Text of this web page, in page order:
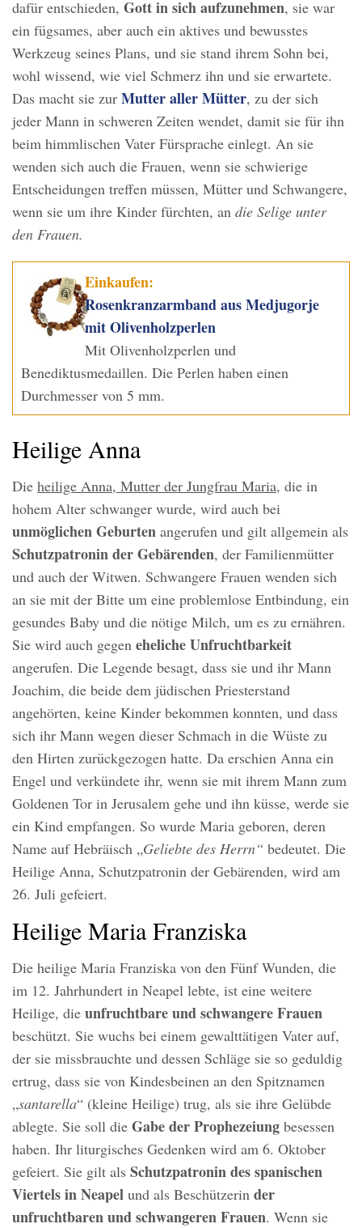
dafür entschieden, Gott in sich aufzunehmen, sie war
ein fügsames, aber auch ein aktives und bewusstes
Werkzeug seines Plans, und sie stand ihrem Sohn bei,
wohl wissend, wie viel Schmerz ihn und sie erwartete.
Das macht sie zur Mutter aller Mütter, zu der sich
jeder Mann in schweren Zeiten wendet, damit sie für ihn
beim himmlischen Vater Fürsprache einlegt. An sie
wenden sich auch die Frauen, wenn sie schwierige
Entscheidungen treffen müssen, Mütter und Schwangere,
wenn sie um ihre Kinder fürchten, an die Selige unter
den Frauen.
Einkaufen:
Rosenkranzarmband aus Medjugorje
mit Olivenholzperlen
Mit Olivenholzperlen und
Benediktusmedaillen. Die Perlen haben einen
Durchmesser von 5 mm.
Heilige Anna
Die heilige Anna, Mutter der Jungfrau Maria, die in
hohem Alter schwanger wurde, wird auch bei
unmöglichen Geburten angerufen und gilt allgemein als
Schutzpatronin der Gebärenden, der Familienmütter
und auch der Witwen. Schwangere Frauen wenden sich
an sie mit der Bitte um eine problemlose Entbindung, ein
gesundes Baby und die nötige Milch, um es zu ernähren.
Sie wird auch gegen eheliche Unfruchtbarkeit
angerufen. Die Legende besagt, dass sie und ihr Mann
Joachim, die beide dem jüdischen Priesterstand
angehörten, keine Kinder bekommen konnten, und dass
sich ihr Mann wegen dieser Schmach in die Wüste zu
den Hirten zurückgezogen hatte. Da erschien Anna ein
Engel und verkündete ihr, wenn sie mit ihrem Mann zum
Goldenen Tor in Jerusalem gehe und ihn küsse, werde sie
ein Kind empfangen. So wurde Maria geboren, deren
Name auf Hebräisch „Geliebte des Herrn“ bedeutet. Die
Heilige Anna, Schutzpatronin der Gebärenden, wird am
26. Juli gefeiert.
Heilige Maria Franziska
Die heilige Maria Franziska von den Fünf Wunden, die
im 12. Jahrhundert in Neapel lebte, ist eine weitere
Heilige, die unfruchtbare und schwangere Frauen
beschützt. Sie wuchs bei einem gewalttätigen Vater auf,
der sie missbrauchte und dessen Schläge sie so geduldig
ertrug, dass sie von Kindesbeinen an den Spitznamen
„santarella“ (kleine Heilige) trug, als sie ihre Gelübde
ablegte. Sie soll die Gabe der Prophezeiung besessen
haben. Ihr liturgisches Gedenken wird am 6. Oktober
gefeiert. Sie gilt als Schutzpatronin des spanischen
Viertels in Neapel und als Beschützerin der
unfruchtbaren und schwangeren Frauen. Wenn sie